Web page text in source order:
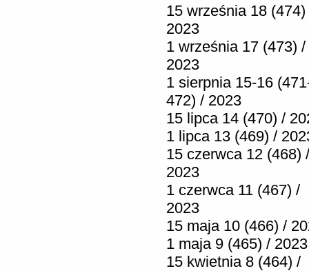
15 września 18 (474)
2023
1 września 17 (473) /
2023
1 sierpnia 15-16
472) / 2023
15 lipca 14 (470) /
1 lipca 13 (469) /
15 czerwca 12 (468) /
2023
1 czerwca 11 (467) /
2023
15 maja 10 (466) /
1 maja 9 (465) / 2023
15 kwietnia 8 (464) /